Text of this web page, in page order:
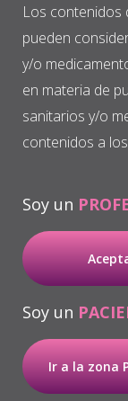
Durán-
Gereñu O,
Carro J, Egea
Validation of a
automatic
OSA.
software
Los contenidos
pueden
y/o
en materia de
sanitarios y/o
contenidos a
Soy un
Soy un
Ir a la zona